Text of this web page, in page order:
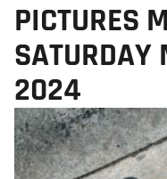
PICTURES
SATURDAY
2024